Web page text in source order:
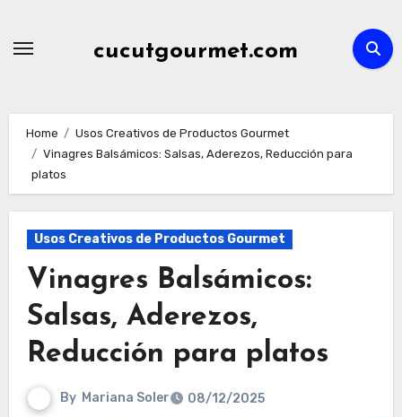
cucutgourmet.com
Home
Usos Creativos de Productos Gourmet
Vinagres Balsámicos: Salsas, Aderezos, Reducción para
platos
Usos Creativos de Productos Gourmet
Vinagres Balsámicos:
Salsas, Aderezos,
Reducción para platos
By Mariana Soler 08/12/2025